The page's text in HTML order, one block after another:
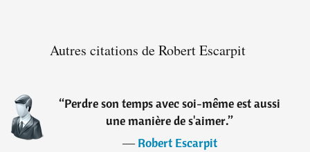
Autres citations de Robert Escarpit
“Perdre son temps avec soi-même est aussi
une manière de s'aimer.”
―Robert Escarpit